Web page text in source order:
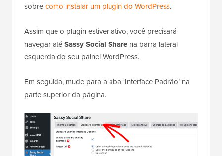
sobrecomo instalar um plugin do WordPress.
Assim que o plugin estiver ativo, você precisará
navegar atéSassy Social Share na barra lateral
esquerda do seu painel WordPress.
Em seguida, mude para a aba ‘Interface Padrão’ na
parte superior da página.